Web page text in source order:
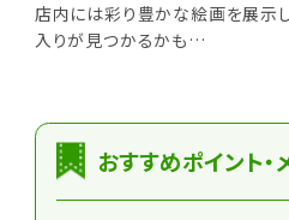
店内には彩り豊かな絵画を展示
入りが見つかるかも…
おすすめポイント・